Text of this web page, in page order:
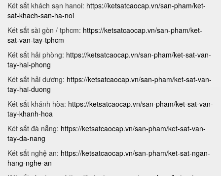
Két sắt khách sạn hanoi: https://ketsatcaocap.vn/san-pham/ket-
sat-khach-san-ha-noi
Két sắt sài gòn / tphcm: https://ketsatcaocap.vn/san-pham/ket-
sat-van-tay-tphcm
Két sắt hải phòng: https://ketsatcaocap.vn/san-pham/ket-sat-van-
tay-hai-phong
Két sắt hải dương: https://ketsatcaocap.vn/san-pham/ket-sat-van-
tay-hai-duong
Két sắt khánh hòa: https://ketsatcaocap.vn/san-pham/ket-sat-van-
tay-khanh-hoa
Két sắt đà nẵng: https://ketsatcaocap.vn/san-pham/ket-sat-van-
tay-da-nang
Két sắt nghệ an: https://ketsatcaocap.vn/san-pham/ket-sat-ngan-
hang-nghe-an